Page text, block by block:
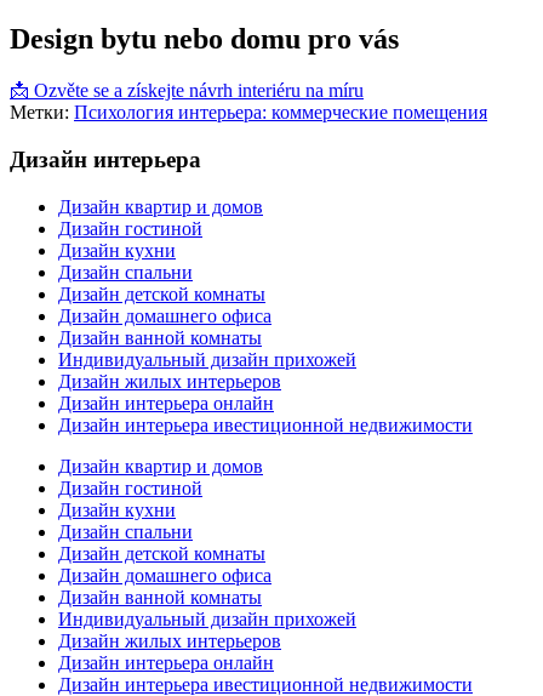
Design bytu nebo domu pro vás
📩 Ozvěte se a získejte návrh interiéru na míru
Метки: Психология интерьера: коммерческие помещения
Дизайн интерьера
Дизайн квартир и домов
Дизайн гостиной
Дизайн кухни
Дизайн спальни
Дизайн детской комнаты
Дизайн домашнего офиса
Дизайн ванной комнаты
Индивидуальный дизайн прихожей
Дизайн жилых интерьеров
Дизайн интерьера онлайн
Дизайн интерьера ивестиционной недвижимости
Дизайн квартир и домов
Дизайн гостиной
Дизайн кухни
Дизайн спальни
Дизайн детской комнаты
Дизайн домашнего офиса
Дизайн ванной комнаты
Индивидуальный дизайн прихожей
Дизайн жилых интерьеров
Дизайн интерьера онлайн
Дизайн интерьера ивестиционной недвижимости